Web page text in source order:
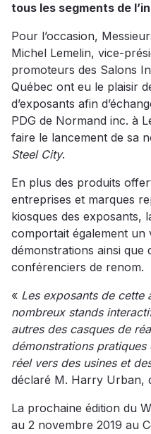
tous les segments de
Pour l’occasion,
Michel Lemelin, vice-
promoteurs des Salons
Québec ont eu le plaisir
d’exposants afin
PDG de Normand inc. à
faire le lancement de sa
Steel City.
En plus des produits
entreprises et marques
kiosques des exposants,
comportait également un
démonstrations ainsi que
conférenciers de renom.
« Les exposants de cette
nombreux stands
autres des casques de
démonstrations
réel vers des usines et
déclaré M. Harry Urban,
La prochaine édition du
au 2 novembre 2019 au